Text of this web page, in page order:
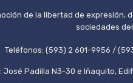
de la libertad de
sociedades
Teléfonos: (593) 2 601-9956 /
José Padilla N3-30 e Iñaquito,